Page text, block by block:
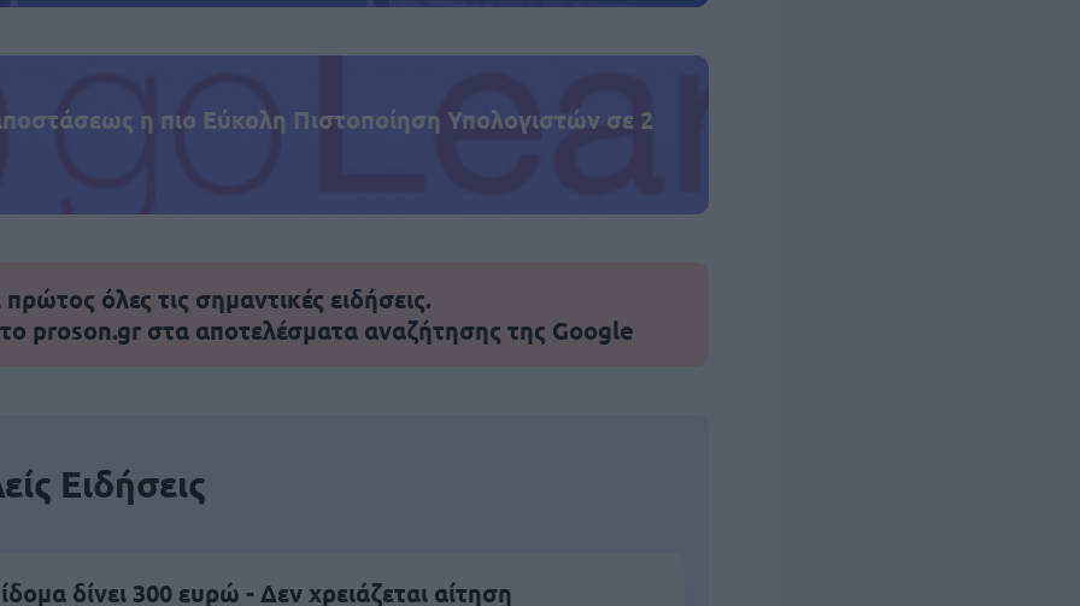
η πιο Εύκολη Πιστοποίηση Υπολογιστών σε 2
όλες τις σημαντικές ειδήσεις.
proson.gr στα αποτελέσματα αναζήτησης της Google
Ειδήσεις
δίνει 300 ευρώ - Δεν χρειάζεται αίτηση